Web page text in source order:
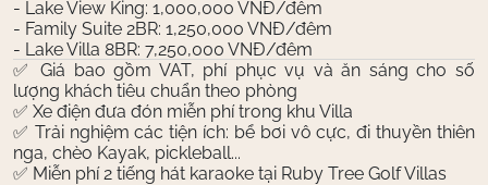
- Lake View King: 1,000,000 VNĐ/đêm
- Family Suite 2BR: 1,250,000 VNĐ/đêm
- Lake Villa 8BR: 7,250,000 VNĐ/đêm
✅ Giá bao gồm VAT, phí phục vụ và ăn sáng cho số
lượng khách tiêu chuẩn theo phòng
✅ Xe điện đưa đón miễn phí trong khu Villa
✅ Trải nghiệm các tiện ích: bể bơi vô cực, đi thuyền thiên
nga, chèo Kayak, pickleball...
✅ Miễn phí 2 tiếng hát karaoke tại Ruby Tree Golf Villas